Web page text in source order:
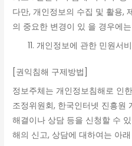
다만, 개인정보의 수집 및 활용,
의 중요한 변경이 있 을 경우에
개인정보에 관한 민원서
[권익침해 구제방법]
정보주체는 개인정보침해로 인
조정위원회, 한국인터넷 진흥원
해결이나 상담 등을 신청할 수
해의 신고, 상담에 대하여는 아